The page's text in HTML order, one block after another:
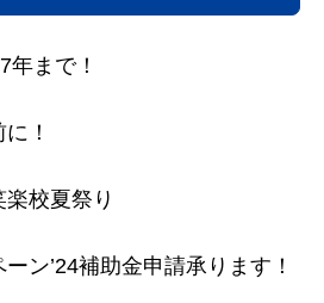
まで！
！
校夏祭り
ン’24補助金申請承ります！